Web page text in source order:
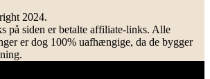
2024.
på siden er betalte affiliate-links. Alle
er dog 100% uafhængige, da de bygger